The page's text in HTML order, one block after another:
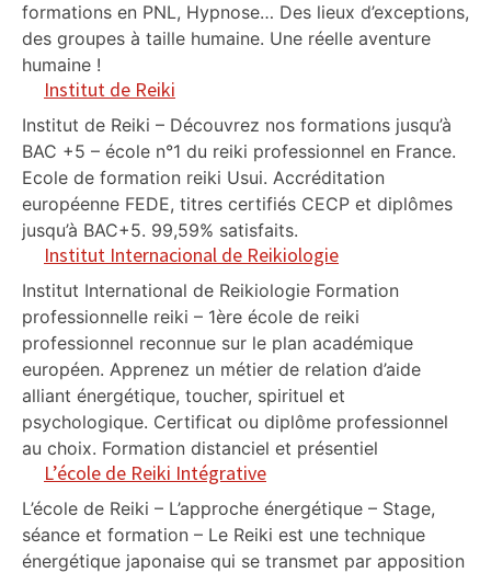
formations en PNL, Hypnose… Des lieux d’exceptions,
des groupes à taille humaine. Une réelle aventure
humaine !
Institut de Reiki
Institut de Reiki – Découvrez nos formations jusqu’à
BAC +5 – école n°1 du reiki professionnel en France.
Ecole de formation reiki Usui. Accréditation
européenne FEDE, titres certifiés CECP et diplômes
jusqu’à BAC+5. 99,59% satisfaits.
Institut Internacional de Reikiologie
Institut International de Reikiologie Formation
professionnelle reiki – 1ère école de reiki
professionnel reconnue sur le plan académique
européen. Apprenez un métier de relation d’aide
alliant énergétique, toucher, spirituel et
psychologique. Certificat ou diplôme professionnel
au choix. Formation distanciel et présentiel
L’école de Reiki Intégrative
L’école de Reiki – L’approche énergétique – Stage,
séance et formation – Le Reiki est une technique
énergétique japonaise qui se transmet par apposition